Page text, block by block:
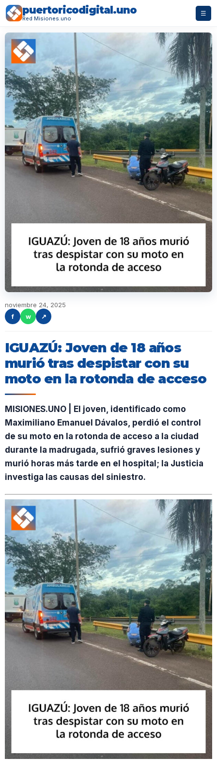
puertoricodigital.uno
Red Misiones.uno
☰
noviembre 24, 2025
f
w ↗
IGUAZÚ: Joven de 18 años
murió tras despistar con su
moto en la rotonda de acceso
MISIONES.UNO | El joven, identificado como
Maximiliano Emanuel Dávalos, perdió el control
de su moto en la rotonda de acceso a la ciudad
durante la madrugada, sufrió graves lesiones y
murió horas más tarde en el hospital; la Justicia
investiga las causas del siniestro.